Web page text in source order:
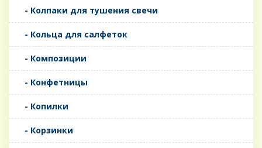
- Колпаки для тушения свечи
- Кольца для салфеток
- Композиции
- Конфетницы
- Копилки
- Корзинки